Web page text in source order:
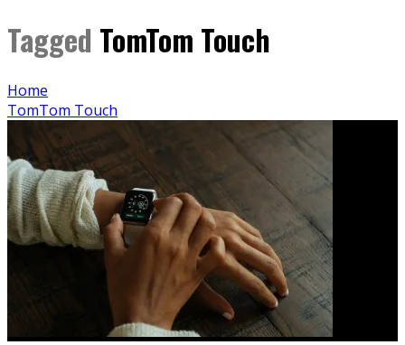
Tagged TomTom Touch
Home
TomTom Touch